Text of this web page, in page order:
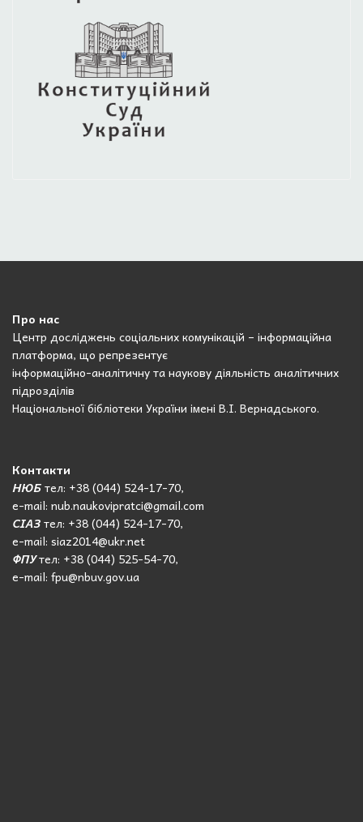
Про нас
Центр досліджень соціальних комунікацій – інформаційна
платформа, що репрезентує
інформаційно-аналітичну та наукову діяльність аналітичних
підрозділів
Національної бібліотеки України імені В.І. Вернадського.
Контакти
НЮБтел: +38 (044) 524-17-70,
e-mail: nub.naukovipratci@gmail.com
СІАЗтел: +38 (044) 524-17-70,
e-mail: siaz2014@ukr.net
ФПУтел: +38 (044) 525-54-70,
e-mail: fpu@nbuv.gov.ua